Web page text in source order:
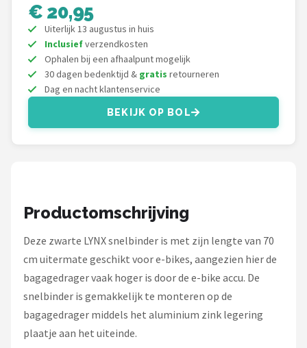
Shop
POPULAIRE MERKEN
Basil
Volare
ABUS
Schwalbe
Voltano
Shimano
€ 20,95
Uiterlijk 13 augustus in huis
Inclusiefverzendkosten
Ophalen bij een afhaalpunt mogelijk
30 dagen bedenktijd & gratis retourneren
Dag en nacht klantenservice
BEKIJK OP BOL
Productomschrijving
Deze zwarte LYNX snelbinder is met zijn lengte van 70
cm uitermate geschikt voor e-bikes, aangezien hier de
bagagedrager vaak hoger is door de e-bike accu. De
snelbinder is gemakkelijk te monteren op de
bagagedrager middels het aluminium zink legering
plaatje aan het uiteinde.